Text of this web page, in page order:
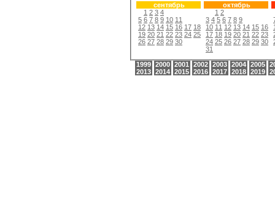
сентябрь
1 2 3 4
5 6 7 8 9 10 11
12 13 14 15 16 17 18
19 20 21 22 23 24 25
26 27 28 29 30
октябрь
1 2
3 4 5 6 7 8 9
10 11 12 13 14 15 16
17 18 19 20 21 22 23
24 25 26 27 28 29 30
31
1999 2000 2001 2002 2003 2004 2005
2013 2014 2015 2016 2017 2018 2019